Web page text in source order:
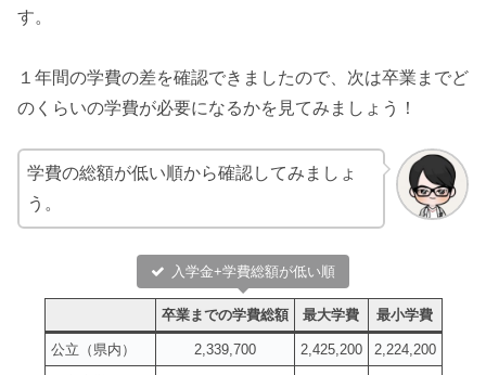
す。
１年間の学費の差を確認できましたので、次は卒業までど
のくらいの学費が必要になるかを見てみましょう！
学費の総額が低い順から確認してみましょ
う。
入学金+学費総額が低い順
卒業までの学費総額 最大学費 最小学費
公立（県内） 2,339,700 2,425,200
2,224,200